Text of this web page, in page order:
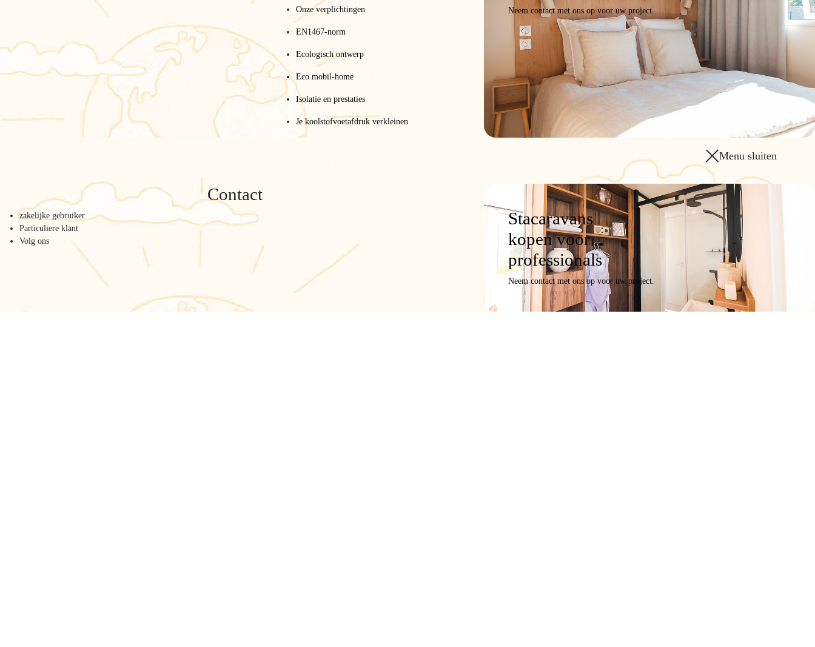
Onze verplichtingen
EN1467-norm
Ecologisch ontwerp
Eco mobil-home
Isolatie en prestaties
Je koolstofvoetafdruk verkleinen
Neem contact met ons op voor uw project.
Menu sluiten
Contact
zakelijke gebruiker
Particuliere klant
Volg ons
Stacaravans
kopen voor
professionals
Neem contact met ons op voor uw project.